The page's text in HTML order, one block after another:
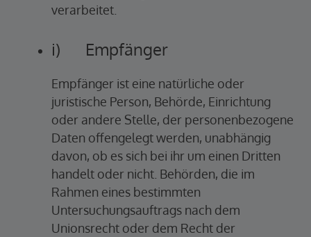
verarbeitet.
i) Empfänger
Empfänger ist eine natürliche oder
juristische Person, Behörde, Einrichtung
oder andere Stelle, der personenbezogene
Daten offengelegt werden, unabhängig
davon, ob es sich bei ihr um einen Dritten
handelt oder nicht. Behörden, die im
Rahmen eines bestimmten
Untersuchungsauftrags nach dem
Unionsrecht oder dem Recht der